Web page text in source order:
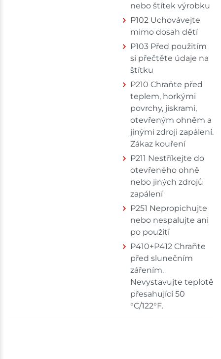
nebo štítek výrobku
P102 Uchovávejte
mimo dosah dětí
P103 Před použitím
si přečtěte údaje na
štítku
P210 Chraňte před
teplem, horkými
povrchy, jiskrami,
otevřeným ohněm a
jinými zdroji zapálení.
Zákaz kouření
P211 Nestříkejte do
otevřeného ohně
nebo jiných zdrojů
zapálení
P251 Nepropichujte
nebo nespalujte ani
po použití
P410+P412 Chraňte
před slunečním
zářením.
Nevystavujte teplotě
přesahující 50
°C/122°F.